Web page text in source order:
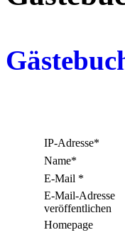
IP-Adresse*
Name*
E-Mail *
E-Mail-Adresse
veröffentlichen
Homepage